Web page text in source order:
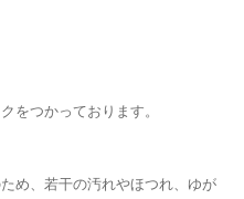
をつかっております。
め、若干の汚れやほつれ、ゆが